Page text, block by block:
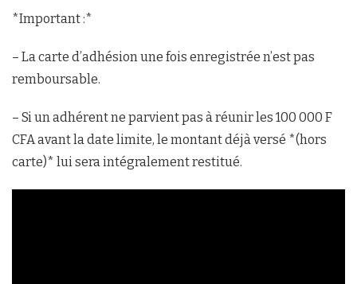
*Important :*
– La carte d’adhésion une fois enregistrée n’est pas
remboursable.
– Si un adhérent ne parvient pas à réunir les 100 000 F
CFA avant la date limite, le montant déjà versé *(hors
carte)* lui sera intégralement restitué.